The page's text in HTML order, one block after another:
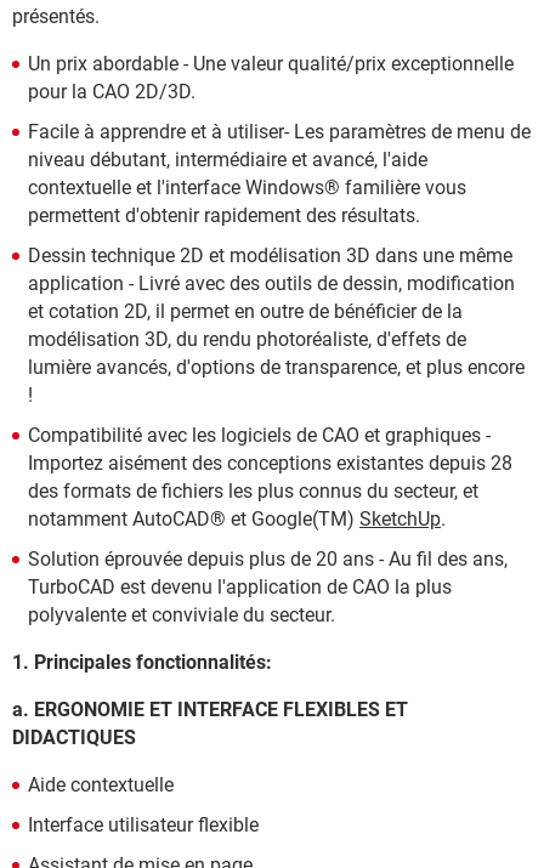
présentés.
Un prix abordable - Une valeur qualité/prix exceptionnelle
pour la CAO 2D/3D.
Facile à apprendre et à utiliser- Les paramètres de menu de
niveau débutant, intermédiaire et avancé, l'aide
contextuelle et l'interface Windows® familière vous
permettent d'obtenir rapidement des résultats.
Dessin technique 2D et modélisation 3D dans une même
application - Livré avec des outils de dessin, modification
et cotation 2D, il permet en outre de bénéficier de la
modélisation 3D, du rendu photoréaliste, d'effets de
lumière avancés, d'options de transparence, et plus encore
!
Compatibilité avec les logiciels de CAO et graphiques -
Importez aisément des conceptions existantes depuis 28
des formats de fichiers les plus connus du secteur, et
notamment AutoCAD® et Google(TM) SketchUp.
Solution éprouvée depuis plus de 20 ans - Au fil des ans,
TurboCAD est devenu l'application de CAO la plus
polyvalente et conviviale du secteur.
1. Principales fonctionnalités:
a. ERGONOMIE ET INTERFACE FLEXIBLES ET
DIDACTIQUES
Aide contextuelle
Interface utilisateur flexible